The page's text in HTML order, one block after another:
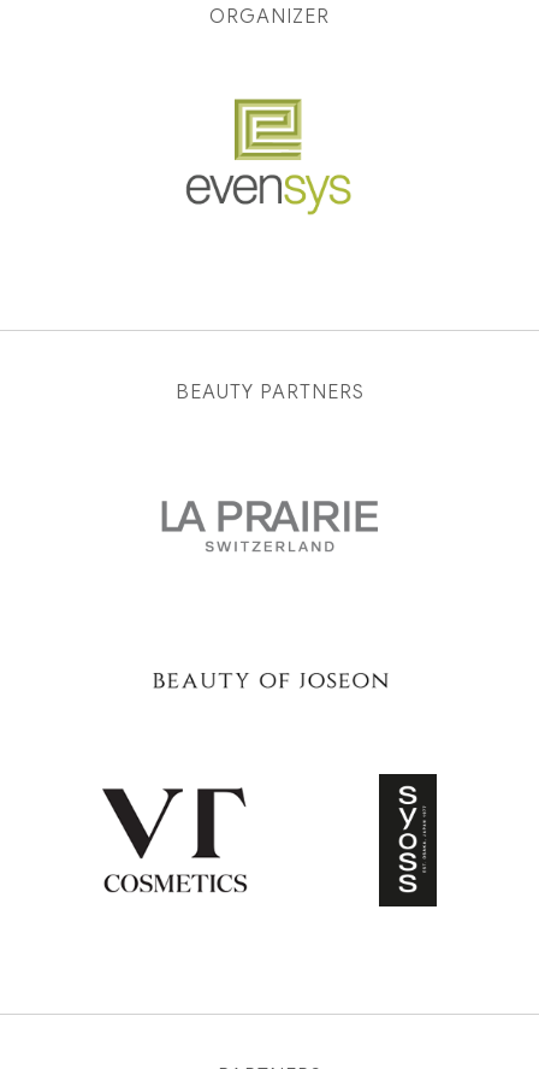
ORGANIZER
BEAUTY PARTNERS